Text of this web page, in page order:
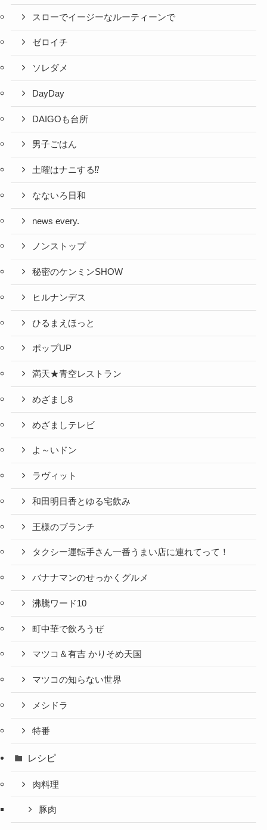
スローでイージーなルーティーンで
ゼロイチ
ソレダメ
DayDay
DAIGOも台所
男子ごはん
土曜はナニする⁉
なないろ日和
news every.
ノンストップ
秘密のケンミンSHOW
ヒルナンデス
ひるまえほっと
ポップUP
満天★青空レストラン
めざまし8
めざましテレビ
よ～いドン
ラヴィット
和田明日香とゆる宅飲み
王様のブランチ
タクシー運転手さん一番うまい店に連れてって！
バナナマンのせっかくグルメ
沸騰ワード10
町中華で飲ろうぜ
マツコ＆有吉 かりそめ天国
マツコの知らない世界
メシドラ
特番
レシピ
肉料理
豚肉